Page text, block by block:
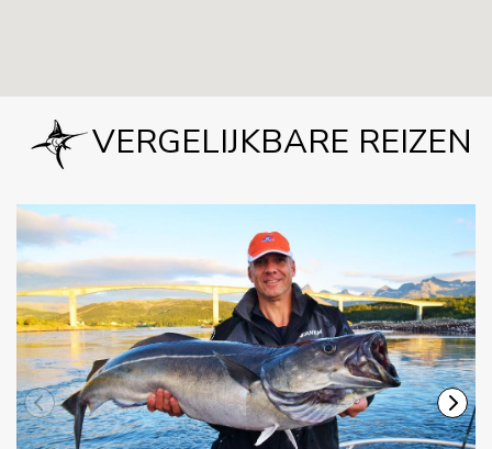
VERGELIJKBARE REIZEN